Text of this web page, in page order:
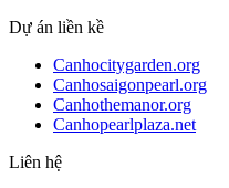
Dự án liền kề
Canhocitygarden.org
Canhosaigonpearl.org
Canhothemanor.org
Canhopearlplaza.net
Liên hệ